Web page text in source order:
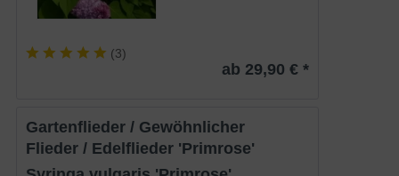
(3)
ab 29,90 € *
Gartenflieder / Gewöhnlicher
Flieder / Edelflieder 'Primrose'